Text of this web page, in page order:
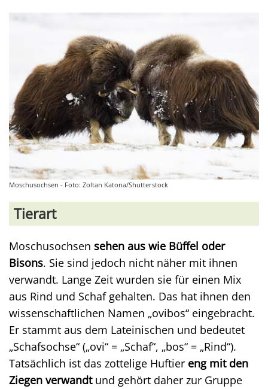
Moschusochsen - Foto: Zoltan Katona/Shutterstock
Tierart
Moschusochsen sehen aus wie Büffel oder
Bisons. Sie sind jedoch nicht näher mit ihnen
verwandt. Lange Zeit wurden sie für einen Mix
aus Rind und Schaf gehalten. Das hat ihnen den
wissenschaftlichen Namen „ovibos“ eingebracht.
Er stammt aus dem Lateinischen und bedeutet
„Schafsochse“ („ovi“ = „Schaf“, „bos“ = „Rind“).
Tatsächlich ist das zottelige Huftier eng mit den
Ziegen verwandtund gehört daher zur Gruppe